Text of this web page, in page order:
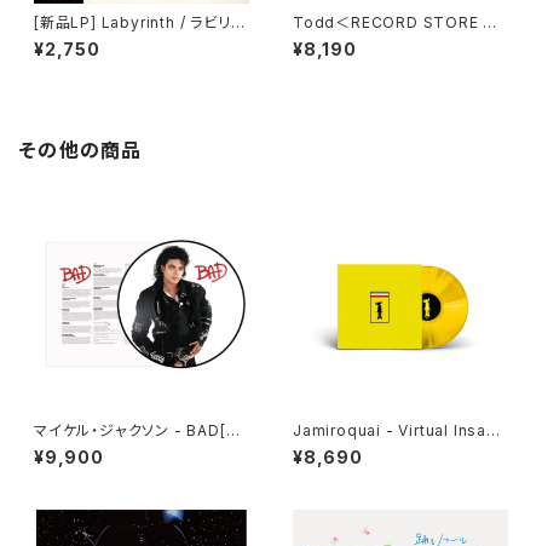
[新品LP] Labyrinth / ラビリン
ス 魔王の迷宮
¥2,750
Todd＜RECORD STORE DA
Y対象商品/Colored Vinyl＞
¥8,190
その他の商品
マイケル・ジャクソン - BAD[PI
CTURE VINYL](LP)
¥9,900
Jamiroquai - Virtual Insanit
y [Transparent Yellow Viny
l](12")
¥8,690